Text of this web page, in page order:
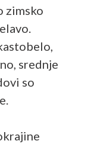
zimsko
srednje
so